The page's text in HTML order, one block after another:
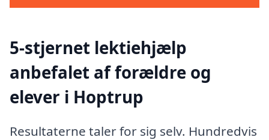
5-stjernet lektiehjælp
anbefalet af forældre og
elever i Hoptrup
Resultaterne taler for sig selv. Hundredvis